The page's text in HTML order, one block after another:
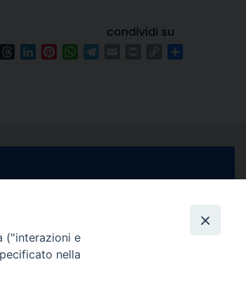
condividi su
ThreadsLinkedInPinterestWhatsApp
Copy
YouTube
Channel
Feed
("interazioni e
nella